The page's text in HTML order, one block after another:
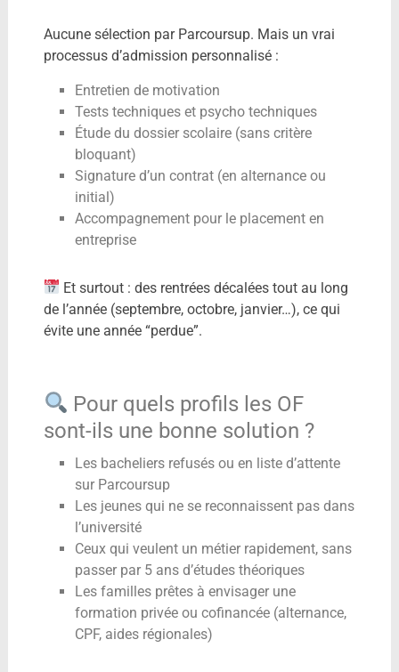
Aucune sélection par Parcoursup. Mais un vrai
processus d’admission personnalisé :
Entretien de motivation
Tests techniques et psycho techniques
Étude du dossier scolaire (sans critère
bloquant)
Signature d’un contrat (en alternance ou
initial)
Accompagnement pour le placement en
entreprise
Et surtout : des rentrées décalées tout au long
de l’année (septembre, octobre, janvier…), ce qui
évite une année “perdue”.
Pour quels profils les OF
sont-ils une bonne solution ?
Les bacheliers refusés ou en liste d’attente
sur Parcoursup
Les jeunes qui ne se reconnaissent pas dans
l’université
Ceux qui veulent un métier rapidement, sans
passer par 5 ans d’études théoriques
Les familles prêtes à envisager une
formation privée ou cofinancée (alternance,
CPF, aides régionales)